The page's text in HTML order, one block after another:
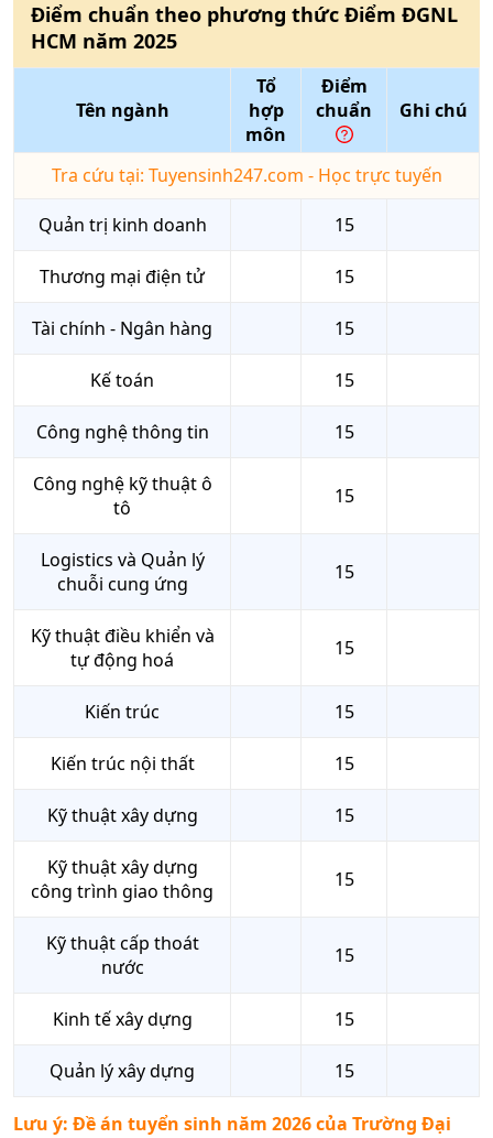
Điểm chuẩn theo phương thức Điểm ĐGNL
HCM năm 2025
Tên ngành
Tổ
hợp
môn
Điểm
chuẩn
Ghi chú
Tra cứu tại: Tuyensinh247.com - Học trực tuyến
Quản trị kinh doanh 15
Thương mại điện tử 15
Tài chính - Ngân hàng 15
Kế toán 15
Công nghệ thông tin 15
Công nghệ kỹ thuật ô
tô
15
Logistics và Quản lý
chuỗi cung ứng
15
Kỹ thuật điều khiển và
tự động hoá
15
Kiến trúc 15
Kiến trúc nội thất 15
Kỹ thuật xây dựng 15
Kỹ thuật xây dựng
công trình giao thông
15
Kỹ thuật cấp thoát
nước
15
Kinh tế xây dựng 15
Quản lý xây dựng 15
Lưu ý: Đề án tuyển sinh năm 2026 của Trường Đại